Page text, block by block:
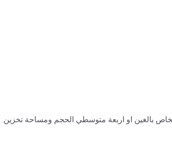
بالغين او اربعة متوسطي الحجم ومساحة تخزين